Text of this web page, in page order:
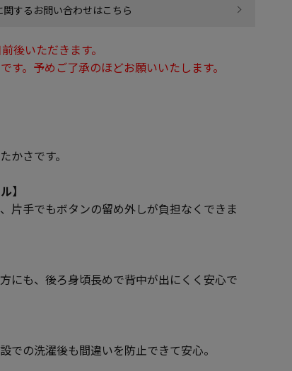
関するお問い合わせはこちら
後いただきます。
。予めご了承のほどお願いいたします。
かさです。
】
片手でもボタンの留め外しが負担なくできま
にも、後ろ身頃長めで背中が出にくく安心で
での洗濯後も間違いを防止できて安心。